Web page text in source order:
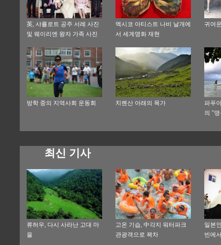
英, 샤를로트 공주 서례 사진
및 웨이리엔 왕자 가족 사진
멕시코 아티스트 나비 날개에
서 세계명화 재현
귀여
방학 중의 지역사회 운동회 치롄산 아래의 목가
파푸
의 "
최신 기사
류허우, 다시 사라난 고대 마
을
고온 기습, 中각지 워터파크
관광객으로 꽉차
일본
빈에